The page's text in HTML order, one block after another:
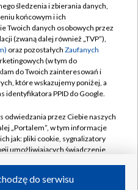
TVP
TVP
w TVP
przetargowe
Telewizyjna
TVP
zgody
Akcyjna w likwidacji
śledzenia i zbierania danych,
końcowym i ich
Twoich danych osobowych przez
(zwaną dalej również „TVP”),
oraz pozostałych Zaufanych
(w tym do
do Twoich zainteresowań i
które wskazujemy poniżej, a
identyfikatora PPID do Google.
odwiedzania przez Ciebie naszych
„Portalem”, w tym informacje
jak: pliki cookie, sygnalizatory
umożliwiających świadczenie
do serwisu